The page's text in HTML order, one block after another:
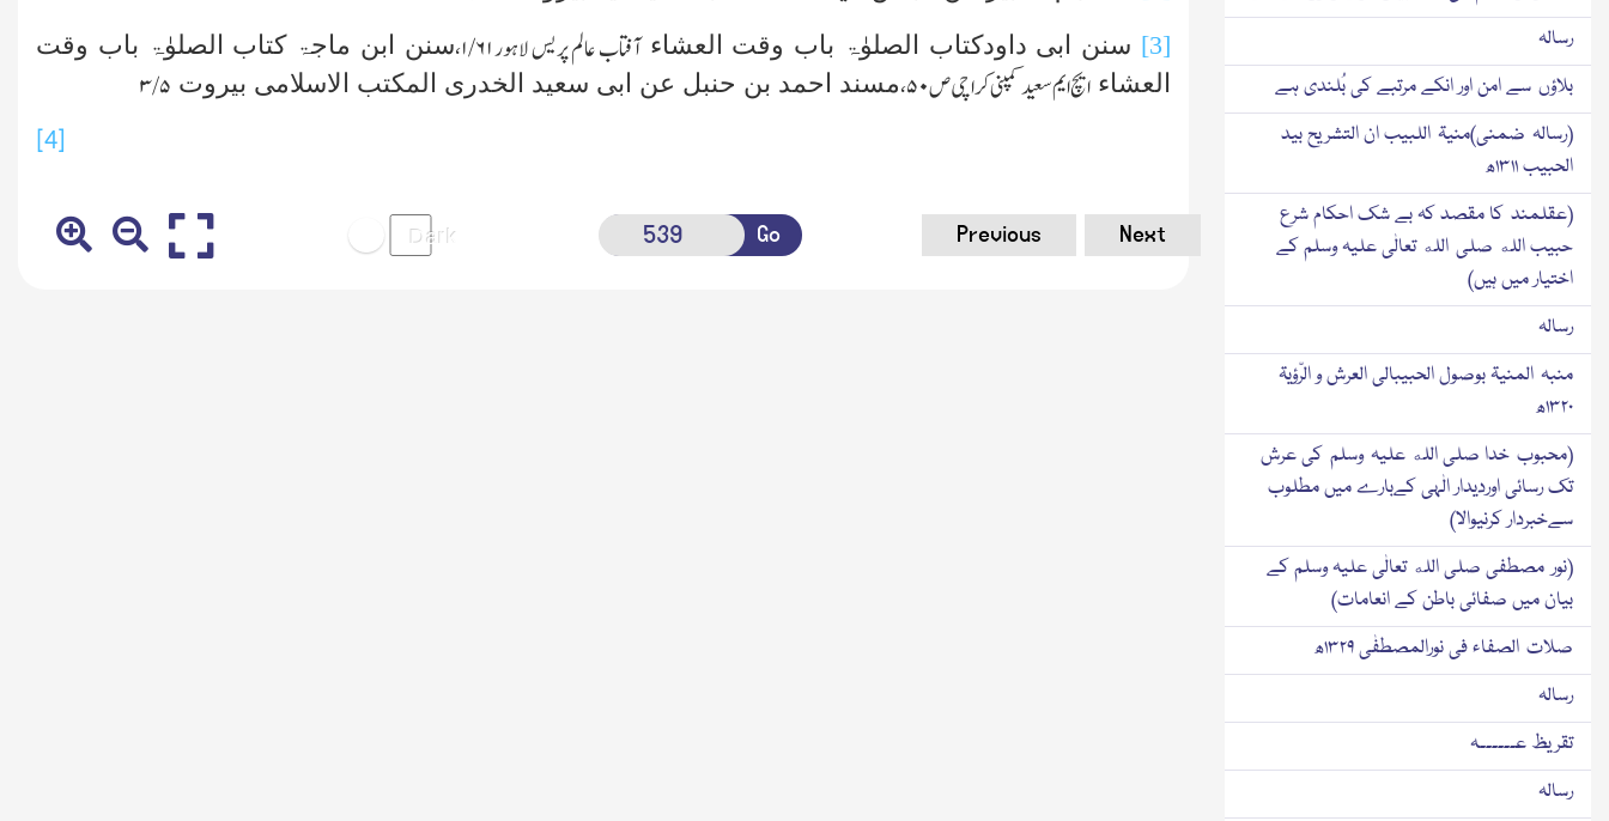
[3] سنن ابی داودکتاب الصلوٰۃ باب وقت العشاءآفتاب عالم پریس لاہور۱/۶۱، سنن ابن ماجۃ کتاب الصلوٰۃ باب وقت
العشاء ایچ ایم سعید کمپنی کراچی ص۵۰، مسند احمد بن حنبل عن ابی سعید الخدری المکتب الاسلامی بیروت ۳/۵
[4]
Go Previous Next
رسالہ
بلاؤں سے امن اور انکے مرتبے کی بُلندی ہے
(رسالہ ضمنی)منیۃ اللبیب ان التشریح بید
الحبیب ۱۳۱۱ھ
(عقلمند کا مقصد کہ بے شك احکام شرع
حبیب الله صلی الله تعالٰی علیہ وسلم کے
اختیار میں ہیں)
رسالہ
منبہ المنیۃ بوصول الحبیبالی العرش و الرّؤیۃ
۱۳۲۰ھ
(محبوب خدا صلی الله علیہ وسلم کی عرش
تك رسائی اوردیدار الٰہی کےبارے میں مطلوب
سےخبردار کرنیوالا)
(نور مصطفی صلی الله تعالٰی علیہ وسلم کے
بیان میں صفائی باطن کے انعامات)
صلات الصفاء فی نورالمصطفٰی ۱۳۲۹ھ
رسالہ
تقریظ عــــــہ
رسالہ